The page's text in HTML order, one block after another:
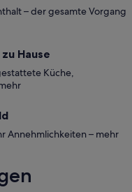
– der gesamte Vorgang
Hause
Küche,
Annehmlichkeiten – mehr